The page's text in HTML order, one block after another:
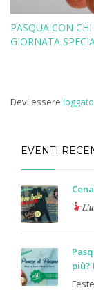
PASQUA CON
GIORNATA
Devi essere loggato
EVENTI
più?